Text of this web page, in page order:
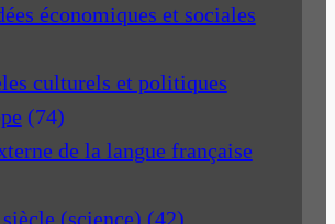
économiques et sociales
culturels et politiques
(74)
de la langue française
(science) (42)